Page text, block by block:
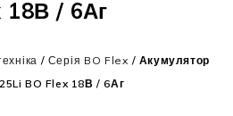
18В / 6Аг
/ Серія BO Flex / Акумулятор
BO Flex 18В / 6Аг